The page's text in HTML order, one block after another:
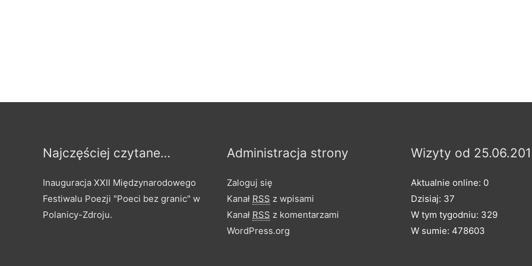
Najczęściej czytane…
Inauguracja XXII Międzynarodowego
Festiwalu Poezji "Poeci bez granic" w
Polanicy-Zdroju.
Administracja strony
Zaloguj się
Kanał RSS z wpisami
Kanał RSS z komentarzami
WordPress.org
Wizyty od
Aktualnie online: 0
Dzisiaj: 37
W tym tygodniu: 329
W sumie: 478603